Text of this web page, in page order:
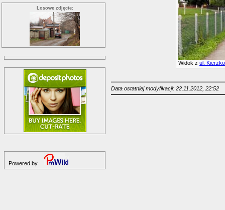
Losowe zdjęcie:
Powered by
Widok zul.
Data ostatniej modyfikacji: 22.11.2012, 22:52